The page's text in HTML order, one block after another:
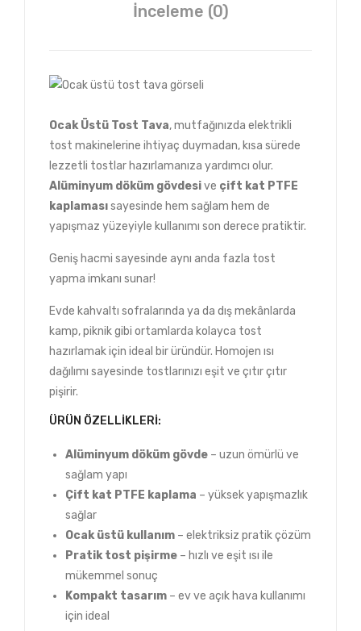
İnceleme (0)
Ocak Üstü Tost Tava, mutfağınızda elektrikli
tost makinelerine ihtiyaç duymadan, kısa sürede
lezzetli tostlar hazırlamanıza yardımcı olur.
Alüminyum döküm gövdesive çift kat PTFE
kaplamasısayesinde hem sağlam hem de
yapışmaz yüzeyiyle kullanımı son derece pratiktir.
Geniş hacmi sayesinde aynı anda fazla tost
yapma imkanı sunar!
Evde kahvaltı sofralarında ya da dış mekânlarda
kamp, piknik gibi ortamlarda kolayca tost
hazırlamak için ideal bir üründür. Homojen ısı
dağılımı sayesinde tostlarınızı eşit ve çıtır çıtır
pişirir.
ÜRÜN ÖZELLIKLERI:
Alüminyum döküm gövde – uzun ömürlü ve
sağlam yapı
Çift kat PTFE kaplama – yüksek yapışmazlık
sağlar
Ocak üstü kullanım – elektriksiz pratik çözüm
Pratik tost pişirme – hızlı ve eşit ısı ile
mükemmel sonuç
Kompakt tasarım – ev ve açık hava kullanımı
için ideal